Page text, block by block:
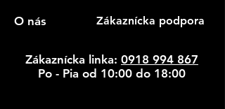
O nás Zákaznícka podpora
Zákaznícka linka: 0918 994 867
Po - Pia od 10:00 do 18:00